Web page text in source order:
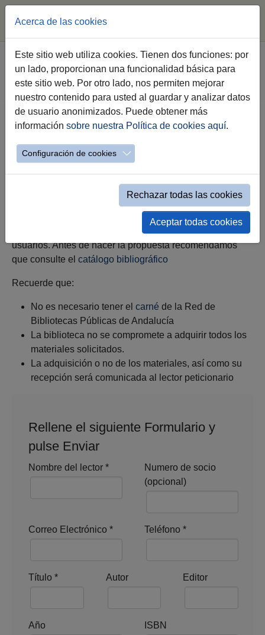
Saltar al contenido principal
Estás aquí:
Jerez.es Webs Municipales
Bibliotecas Municipales
Servicios
Sugerencias de compra de libros
Sugerencias de los usuarios
Sugerencias de los lectores y
usuarios
El servicio de desideratas o sugerencias de compra
consiste en la adquisición de cualquier obra (libro, disco,
película, revista, etc.) de interés general, que no forme
parte de la colección de la biblioteca y sugerida por los
usuarios. Antes de hacer la propuesta recomendamos
que consulte el catálogo bibliográfico
Recuerde que:
No es necesario tener el carné de la Red de
Bibliotecas Públicas de Andalucía
La biblioteca no se compromete a adquirir todos los
materiales solicitados.
La adquisición o no de los materiales, así como su
recepción será comunicada al lector peticionario
Rellene el siguiente Formulario y
pulse Enviar
Nombre del lector *
Numero de socio
(opcional)
Correo Electrónico * Teléfono *
Título * Autor Editor
Año ISBN
Acerca de las cookies
Este sitio web utiliza cookies. Tienen dos funciones: por
un lado, proporcionan una funcionalidad básica para
este sitio web. Por otro lado, nos permiten mejorar
nuestro contenido para usted al guardar y analizar datos
de usuario anonimizados. Puede obtener más
información sobre nuestra Política de cookies aquí.
Configuración de cookies
Rechazar todas las cookies
Aceptar todas cookies